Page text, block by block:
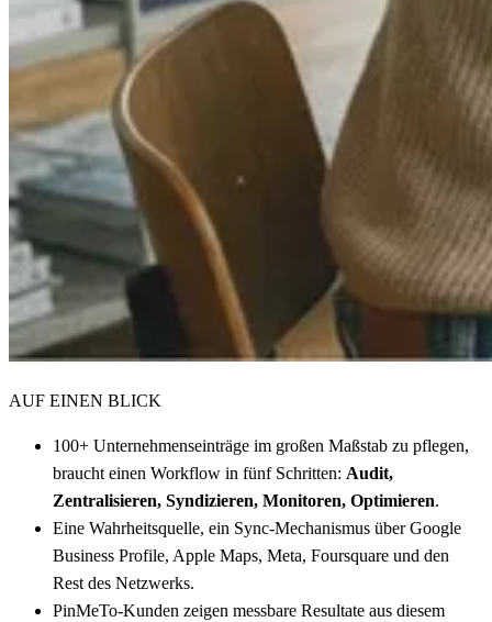
AUF EINEN BLICK
100+ Unternehmenseinträge im großen Maßstab zu pflegen,
braucht einen Workflow in fünf Schritten: Audit,
Zentralisieren, Syndizieren, Monitoren, Optimieren.
Eine Wahrheitsquelle, ein Sync-Mechanismus über Google
Business Profile, Apple Maps, Meta, Foursquare und den
Rest des Netzwerks.
PinMeTo-Kunden zeigen messbare Resultate aus diesem